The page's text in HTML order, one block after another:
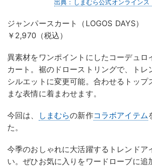
出典：しまむら公式オンラインス
ジャンパースカート（LOGOS DAYS）
￥2,970（税込）
異素材をワンポイントにしたコーデュロ
カート。裾のドローストリングで、トレ
シルエットに変更可能。合わせるトップ
まな表情に着まわせます。
今回は、 しまむらの新作コラボアイテム
た。
今季のおしゃれに大活躍するトレンドア
い。ぜひお気に入りをワードローブに追